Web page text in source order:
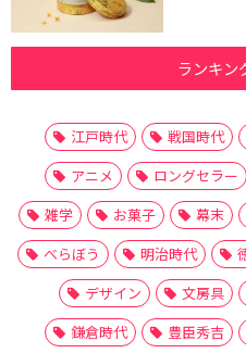
ランキン
江戸時代 戦国時代
アニメ
ロングセラー
雑学
お菓子 幕末
べらぼう
明治時代
デザイン
文房具
鎌倉時代
豊臣秀吉